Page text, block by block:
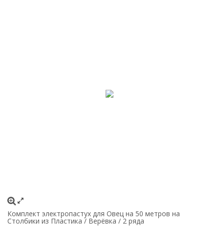
Комплект электропастух для Овец на 50 метров на
Столбики из Пластика / Верёвка / 2 ряда